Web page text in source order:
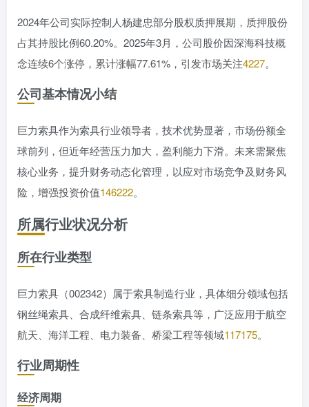
2024年公司实际控制人杨建忠部分股权质押展期，质押股份
占其持股比例60.20%。2025年3月，公司股价因深海科技概
念连续6个涨停，累计涨幅77.61%，引发市场关注4227。
公司基本情况小结
巨力索具作为索具行业领导者，技术优势显著，市场份额全
球前列，但近年经营压力加大，盈利能力下滑。未来需聚焦
核心业务，提升财务动态化管理，以应对市场竞争及财务风
险，增强投资价值146222。
所属行业状况分析
所在行业类型
巨力索具（002342）属于索具制造行业，具体细分领域包括
钢丝绳索具、合成纤维索具、链条索具等，广泛应用于航空
航天、海洋工程、电力装备、桥梁工程等领域117175。
行业周期性
经济周期